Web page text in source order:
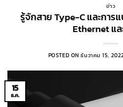
ข่าว
รู้จักสาย Type-C และการ
Ethernet แล
POSTED ONธันวาคม 15,
15
ธ.ค.